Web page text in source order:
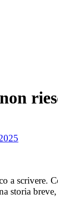
a
storia